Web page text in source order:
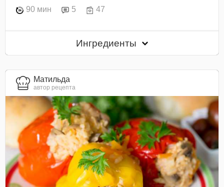
90 мин 5 47
Ингредиенты
Матильда
автор рецепта